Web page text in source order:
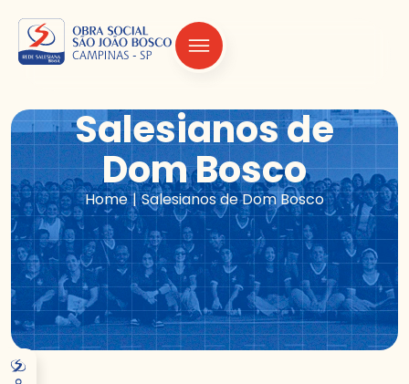
Salesianos de
Dom Bosco
Home | Salesianos de Dom Bosco